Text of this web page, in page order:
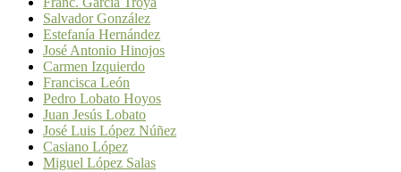
Salvador González
Estefanía Hernández
José Antonio Hinojos
Carmen Izquierdo
Francisca León
Pedro Lobato Hoyos
Juan Jesús Lobato
José Luis López Núñez
Casiano López
Miguel López Salas